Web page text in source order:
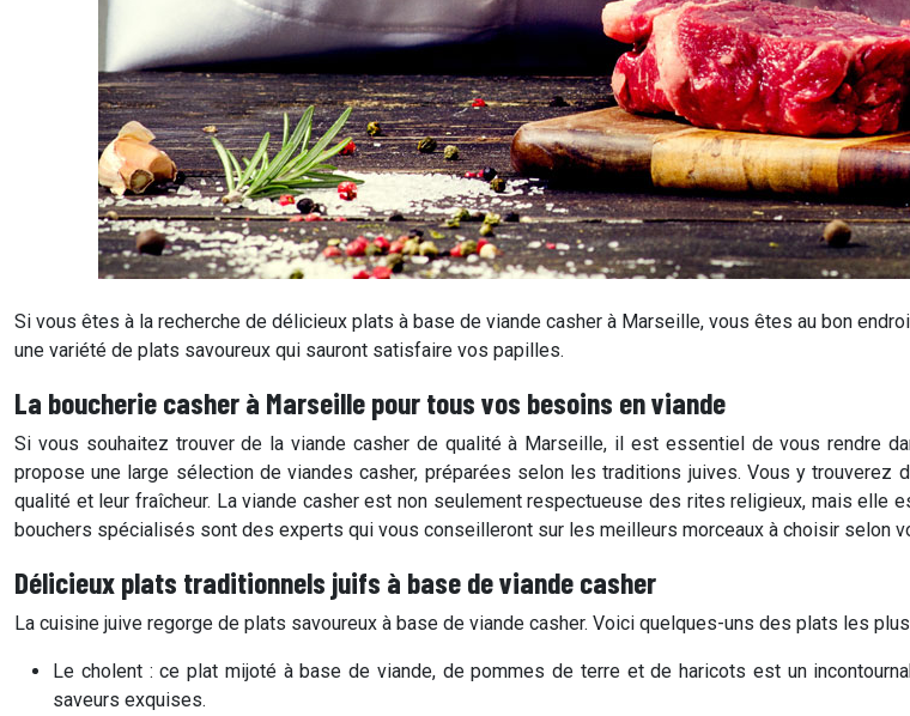
Si vous êtes à la recherche de délicieux plats à base de viande casher à Marseille, vous êtes au bon
une variété de plats savoureux qui sauront satisfaire vos papilles.
La boucherie casher à Marseille pour tous vos besoins en viande
Si vous souhaitez trouver de la viande casher de qualité à Marseille, il est essentiel de vous rendre
propose une large sélection de viandes casher, préparées selon les traditions juives. Vous y
qualité et leur fraîcheur. La viande casher est non seulement respectueuse des rites religieux, mais elle
bouchers spécialisés sont des experts qui vous conseilleront sur les meilleurs morceaux à choisir selon
Délicieux plats traditionnels juifs à base de viande casher
La cuisine juive regorge de plats savoureux à base de viande casher. Voici quelques-uns des plats les
Le cholent: ce plat mijoté à base de viande, de pommes de terre et de haricots est un
saveurs exquises.